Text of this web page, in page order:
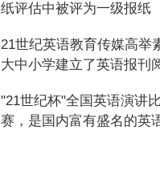
纸评估中被评为一级报纸
21世纪英语教育传媒高举
大中小学建立了英语报刊
"21世纪杯"全国英语演讲
赛，是国内富有盛名的英